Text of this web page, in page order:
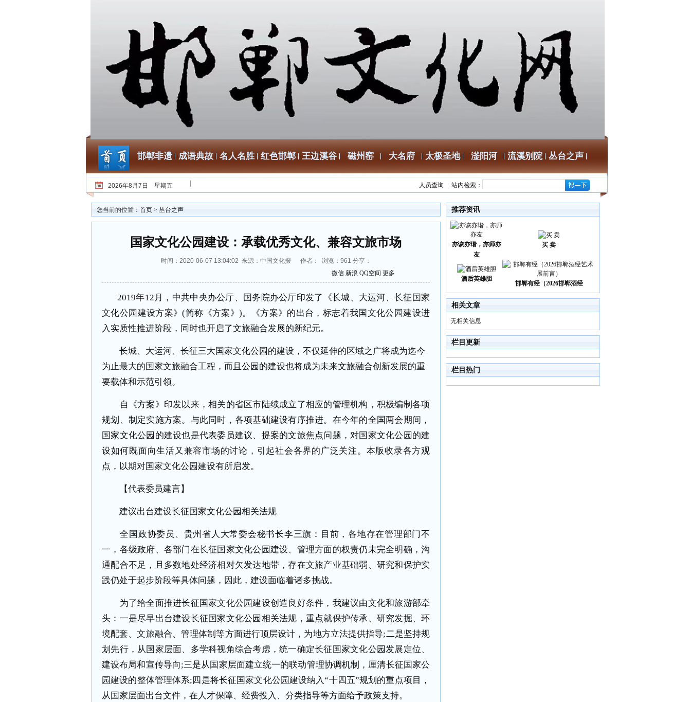
邯郸非遗 成语典故 名人名胜 红色邯郸 王边溪谷 磁州窑 大名府 太极圣地 滏阳河 流溪别院 丛台之声
2026年8月7日 星期五 人员查询 站内检索：
您当前的位置： 首页 > 丛台之声
国家文化公园建设：承载优秀文化、兼容文旅市场
时间：2020-06-07 13:04:02 来源：中国文化报 作者： 浏览： 961 分享：
微信 新浪 QQ空间 更多
2019年12月，中共中央办公厅、国务院办公厅印发了《长城、大运河、长征国家
文化公园建设方案》(简称《方案》)。《方案》的出台，标志着我国文化公园建设进
入实质性推进阶段，同时也开启了文旅融合发展的新纪元。
长城、大运河、长征三大国家文化公园的建设，不仅延伸的区域之广将成为迄今
为止最大的国家文旅融合工程，而且公园的建设也将成为未来文旅融合创新发展的重
要载体和示范引领。
自《方案》印发以来，相关的省区市陆续成立了相应的管理机构，积极编制各项
规划、制定实施方案。与此同时，各项基础建设有序推进。在今年的全国两会期间，
国家文化公园的建设也是代表委员建议、提案的文旅焦点问题，对国家文化公园的建
设如何既面向生活又兼容市场的讨论，引起社会各界的广泛关注。本版收录各方观
点，以期对国家文化公园建设有所启发。
【代表委员建言】
建议出台建设长征国家文化公园相关法规
全国政协委员、贵州省人大常委会秘书长李三旗：目前，各地存在管理部门不
一，各级政府、各部门在长征国家文化公园建设、管理方面的权责仍未完全明确，沟
通配合不足，且多数地处经济相对欠发达地带，存在文旅产业基础弱、研究和保护实
践仍处于起步阶段等具体问题，因此，建设面临着诸多挑战。
为了给全面推进长征国家文化公园建设创造良好条件，我建议由文化和旅游部牵
头：一是尽早出台建设长征国家文化公园相关法规，重点就保护传承、研究发掘、环
境配套、文旅融合、管理体制等方面进行顶层设计，为地方立法提供指导;二是坚持规
划先行，从国家层面、多学科视角综合考虑，统一确定长征国家文化公园发展定位、
建设布局和宣传导向;三是从国家层面建立统一的联动管理协调机制，厘清长征国家公
园建设的整体管理体系;四是将长征国家文化公园建设纳入“十四五”规划的重点项目，
从国家层面出台文件，在人才保障、经费投入、分类指导等方面给予政策支持。
推荐资讯
亦诙亦谐，亦师亦
友
买 卖
酒后英雄胆
邯郸有经（2026邯郸酒经
相关文章
无相关信息
栏目更新
栏目热门